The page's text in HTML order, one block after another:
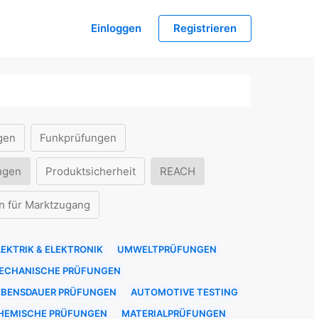
Einloggen Registrieren
Funkprüfungen
Produktsicherheit REACH
für Marktzugang
& ELEKTRONIK
UMWELTPRÜFUNGEN
PRÜFUNGEN
PRÜFUNGEN
AUTOMOTIVE TESTING
PRÜFUNGEN
MATERIALPRÜFUNGEN